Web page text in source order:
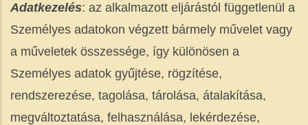
Adatkezelés: az alkalmazott eljárástól függetlenül a
Személyes adatokon végzett bármely művelet vagy
a műveletek összessége, így különösen a
Személyes adatok gyűjtése, rögzítése,
rendszerezése, tagolása, tárolása, átalakítása,
megváltoztatása, felhasználása, lekérdezése,